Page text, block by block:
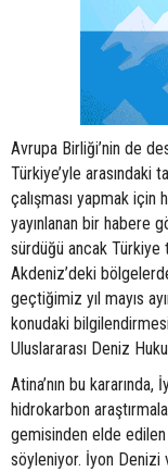
Avrupa Birliği’nin de
Türkiye’yle arasındaki
çalışması yapmak
yayınlanan bir habere
sürdüğü ancak Türkiye
Akdeniz’deki
geçtiğimiz yıl mayıs
konudaki
Uluslararası Deniz
Atina’nın bu kararında,
hidrokarbon
gemisinden elde edilen
söyleniyor. İyon Denizi